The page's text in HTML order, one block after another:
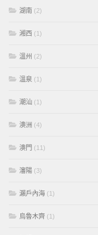
湖南 (2)
湘西 (1)
溫州 (2)
溫泉 (1)
潮汕 (1)
澳洲 (4)
澳門 (11)
瀋陽 (3)
瀨戶內海 (1)
烏魯木齊 (1)